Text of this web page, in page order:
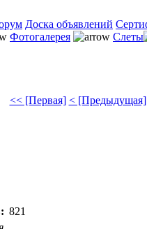
Доска объявлений
Фотогалерея Слеты
<< [Первая] < [Предыдущая]
821